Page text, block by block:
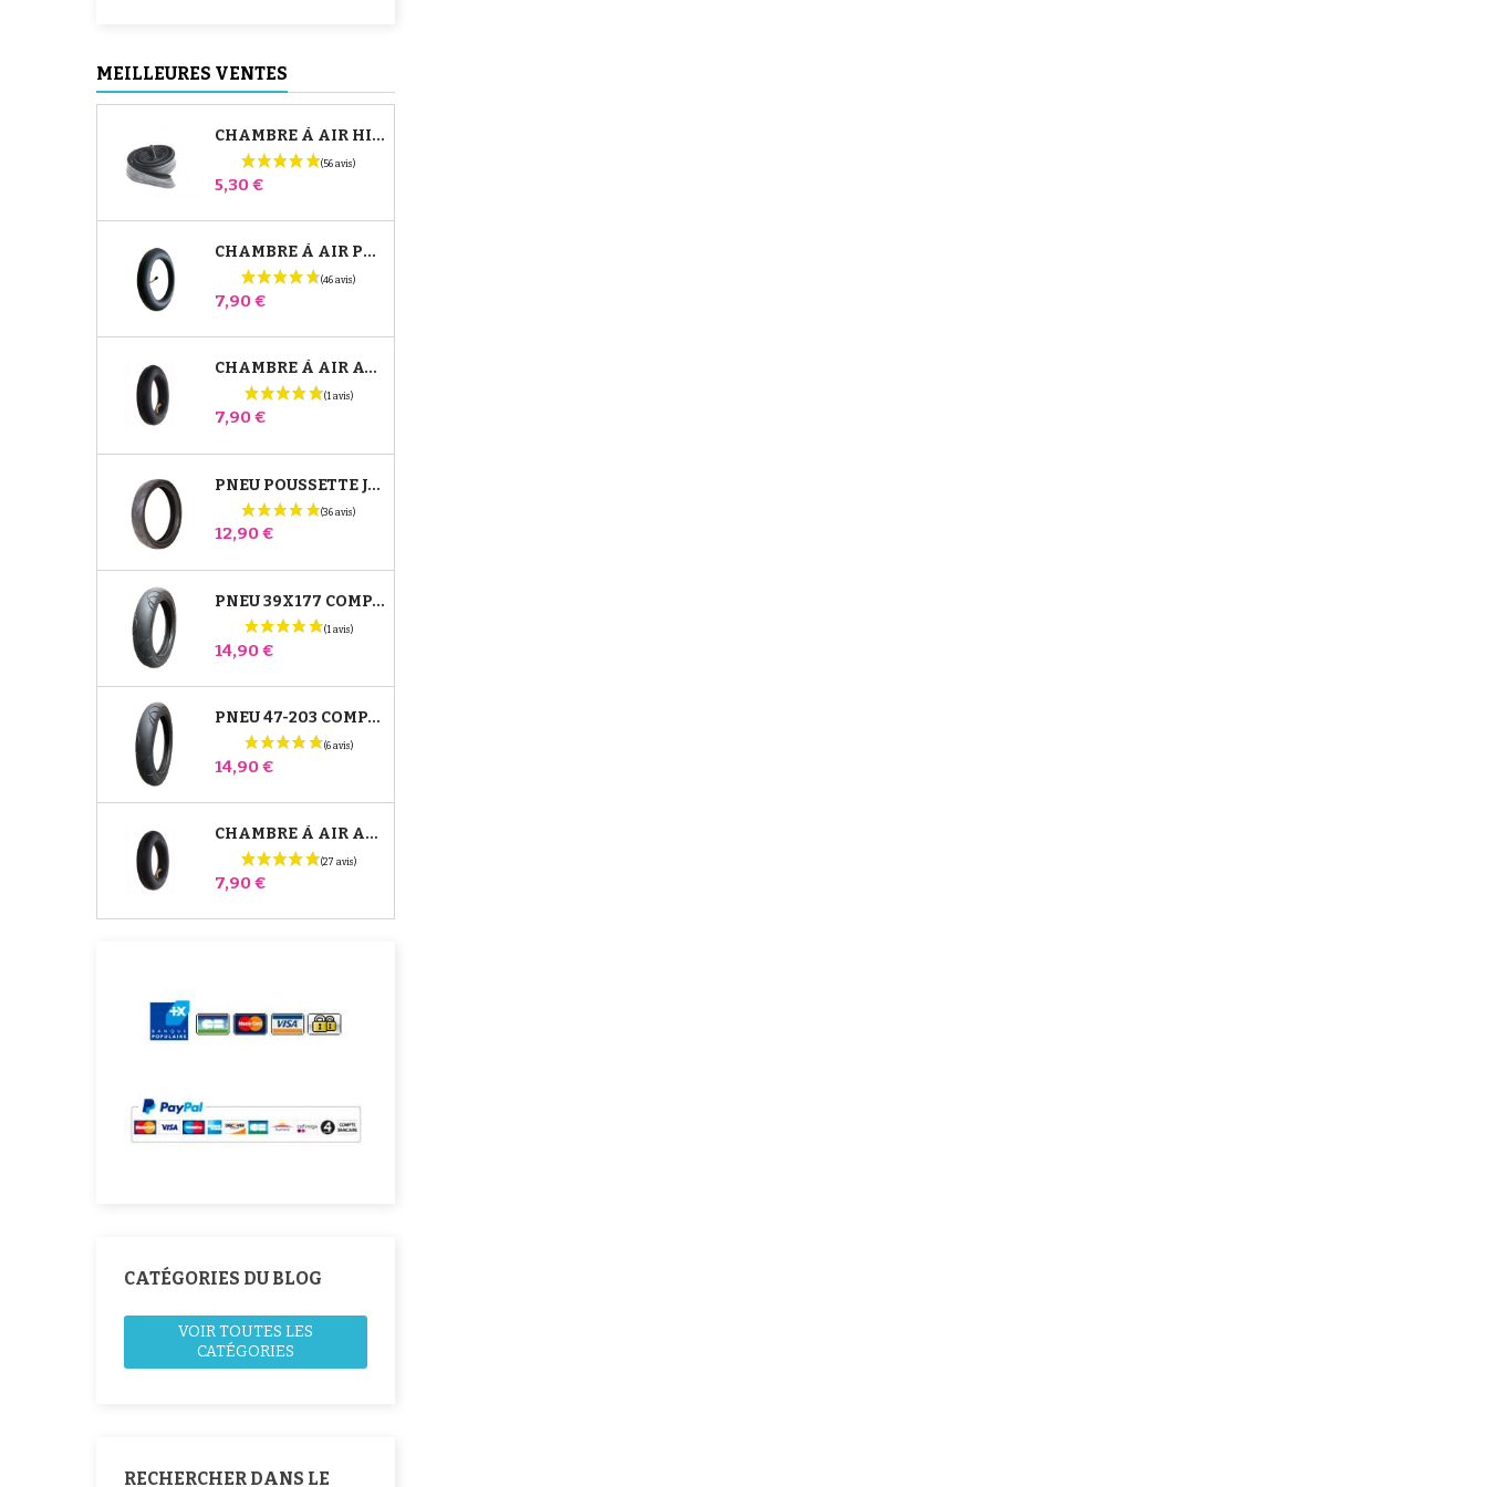
MEILLEURES VENTES
CHAMBRE À AIR HIGH TREK BÉBÉ CONFORT
Prix
5,30 €
CHAMBRE À AIR POUSSETTE JANÉ SLALOM PRO ET POWERTWIN
Prix
7,90 €
CHAMBRE À AIR AVANT POUSSETTE BUGABOO DONKEY
Prix
7,90 €
PNEU POUSSETTE JANÉ SLALOM PRO ET POWERTWIN
Prix
12,90 €
PNEU 39X177 COMPATIBLE POUSSETTE BUGABOO DONKEY - POUR ROUE AVANT
Prix
14,90 €
PNEU 47-203 COMPATIBLE POUSSETTE BUGABOO DONKEY - POUR ROUE ARRIÈRE
Prix
14,90 €
CHAMBRE À AIR ARRIÈRE POUSSETTE WHIZZ RED CASTLE
Prix
7,90 €
CATÉGORIES DU BLOG
VOIR TOUTES LES
CATÉGORIES
RECHERCHER DANS LE